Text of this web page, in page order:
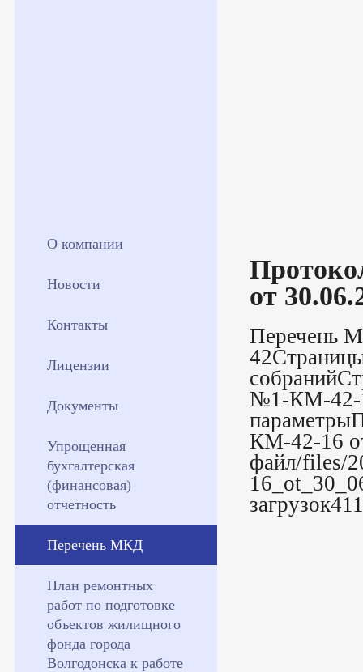
О компании
Новости
Контакты
Лицензии
Документы
Упрощенная
бухгалтерская
(финансовая)
отчетность
Перечень МКД
План ремонтных
работ по подготовке
объектов жилищного
фонда города
Волгодонска к работе
от
Перечень
№1-КМ-42-
КМ-42-16
файл/files/
загрузок411